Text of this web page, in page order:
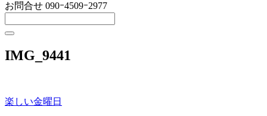
お問合せ 090ｰ4509ｰ2977
IMG_9441
投
楽しい金曜日